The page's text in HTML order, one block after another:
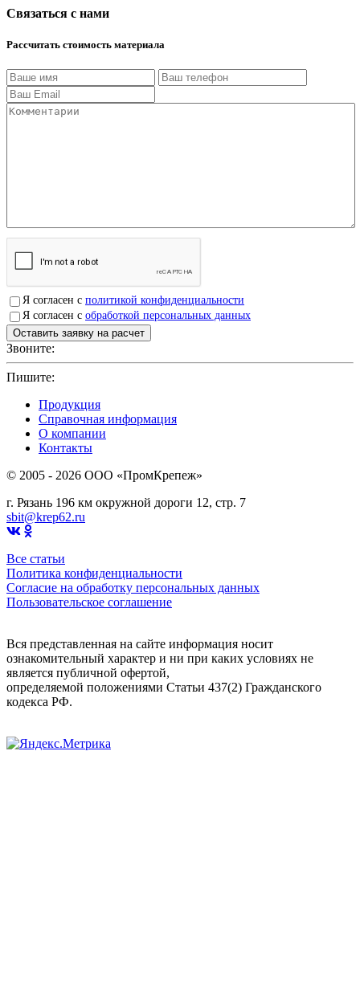
Связаться с нами
Рассчитать стоимость материала
Я согласен с политикой конфиденциальности
Я согласен с обработкой персональных данных
Звоните:
Пишите:
Продукция
Справочная информация
О компании
Контакты
© 2005 - 2026 OOO «ПромКрепеж»
г. Рязань 196 км окружной дороги 12, стр. 7
sbit@krep62.ru
Все статьи
Политика конфиденциальности
Согласие на обработку персональных данных
Пользовательское соглашение
Вся представленная на сайте информация носит
ознакомительный характер и ни при каких условиях не
является публичной офертой,
определяемой положениями Статьи 437(2) Гражданского
кодекса РФ.